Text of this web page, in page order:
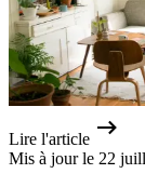
Lire l'article
Mis à jour le 22